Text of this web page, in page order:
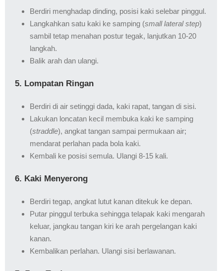
Berdiri menghadap dinding, posisi kaki selebar pinggul.
Langkahkan satu kaki ke samping (small lateral step)
sambil tetap menahan postur tegak, lanjutkan 10-20
langkah.
Balik arah dan ulangi.
5. Lompatan Ringan
Berdiri di air setinggi dada, kaki rapat, tangan di sisi.
Lakukan loncatan kecil membuka kaki ke samping
(straddle), angkat tangan sampai permukaan air;
mendarat perlahan pada bola kaki.
Kembali ke posisi semula. Ulangi 8-15 kali.
6. Kaki Menyerong
Berdiri tegap, angkat lutut kanan ditekuk ke depan.
Putar pinggul terbuka sehingga telapak kaki mengarah
keluar, jangkau tangan kiri ke arah pergelangan kaki
kanan.
Kembalikan perlahan. Ulangi sisi berlawanan.